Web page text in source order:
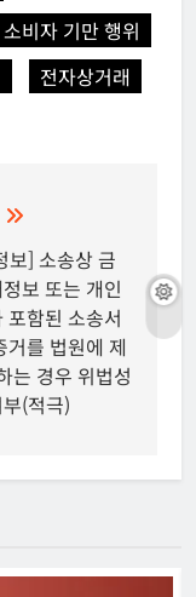
소비자 기만 행위
전자상거래
보] 소송상 금
보 또는 개인
포함된 소송서
거를 법원에 제
는 경우 위법성
(적극)